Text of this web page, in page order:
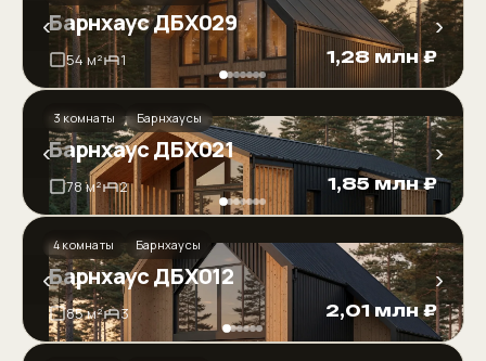
‹ ›
Барнхаус ДБХ029
54 м² 1 1,28 млн ₽
‹ ›
3 комнаты Барнхаусы
Барнхаус ДБХ021
78 м² 2 1,85 млн ₽
‹ ›
4 комнаты Барнхаусы
Барнхаус ДБХ012
85 м² 3 2,01 млн ₽